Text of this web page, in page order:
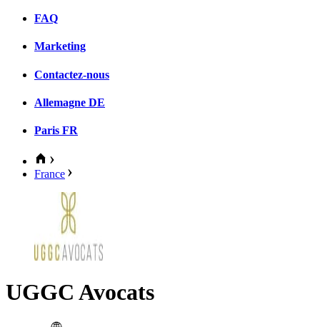
FAQ
Marketing
Contactez-nous
Allemagne DE
Paris FR
France
UGGC Avocats